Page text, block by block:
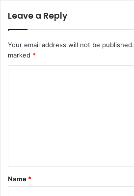
Leave a Reply
Your email address will not be published.
marked *
*
Name *